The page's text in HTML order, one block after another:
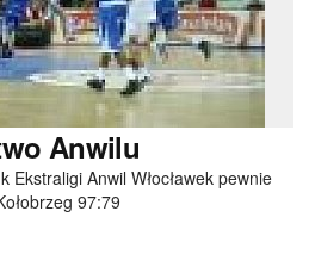
Anwilu
Ekstraligi Anwil Włocławek pewnie
97:79